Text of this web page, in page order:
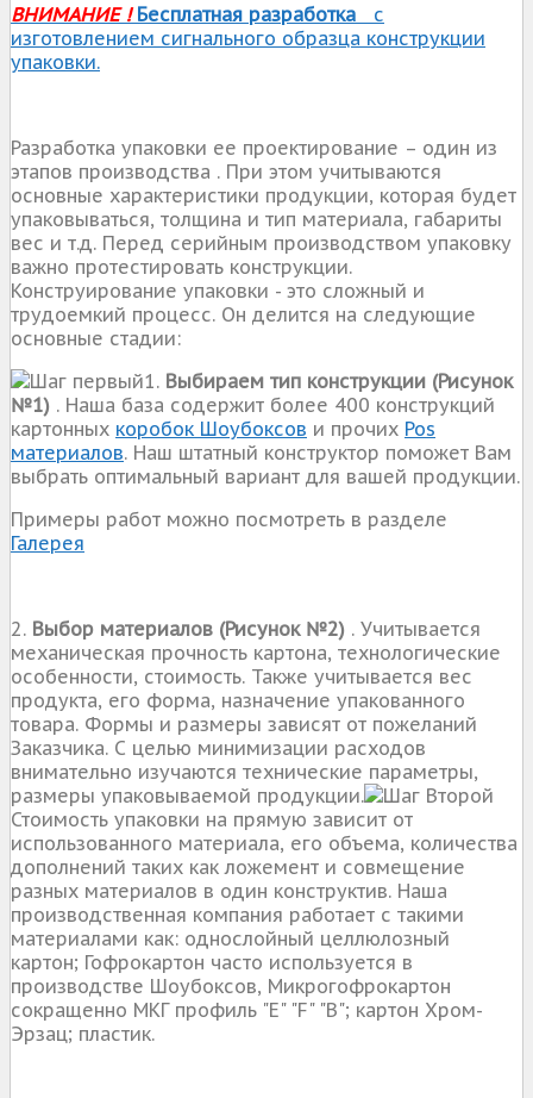
ВНИМАНИЕ ! Бесплатная разработка
с
изготовлением сигнального образца конструкции
упаковки.
Разработка упаковки ее проектирование – один из
этапов производства . При этом учитываются
основные характеристики продукции, которая будет
упаковываться, толщина и тип материала, габариты
вес и т.д. Перед серийным производством упаковку
важно протестировать конструкции.
Конструирование упаковки - это сложный и
трудоемкий процесс. Он делится на следующие
основные стадии:
1. Выбираем тип конструкции (Рисунок
№1) . Наша база содержит более 400 конструкций
картонных коробок Шоубоксов и прочих Pos
материалов. Наш штатный конструктор поможет Вам
выбрать оптимальный вариант для вашей продукции.
Примеры работ можно посмотреть в разделе
Галерея
2. Выбор материалов (Рисунок №2) . Учитывается
механическая прочность картона, технологические
особенности, стоимость. Также учитывается вес
продукта, его форма, назначение упакованного
товара. Формы и размеры зависят от пожеланий
Заказчика. С целью минимизации расходов
внимательно изучаются технические параметры,
размеры упаковываемой продукции.
Стоимость упаковки на прямую зависит от
использованного материала, его объема, количества
дополнений таких как ложемент и совмещение
разных материалов в один конструктив. Наша
производственная компания работает с такими
материалами как: однослойный целлюлозный
картон; Гофрокартон часто используется в
производстве Шоубоксов, Микрогофрокартон
сокращенно МКГ профиль "E" "F" "B"; картон Хром-
Эрзац; пластик.